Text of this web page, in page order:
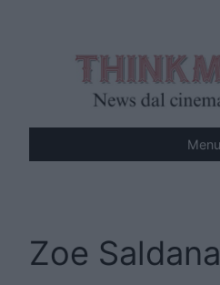
contenuto
Menu
Zoe Saldana